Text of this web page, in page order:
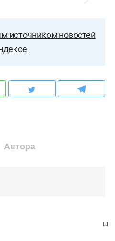
источником новостей
Автора